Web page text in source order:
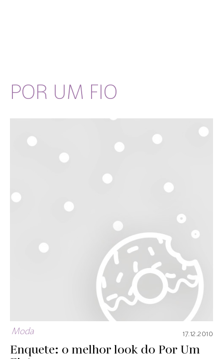
POR UM FIO
Moda 17.12.2010
Enquete: o melhor look do Por Um